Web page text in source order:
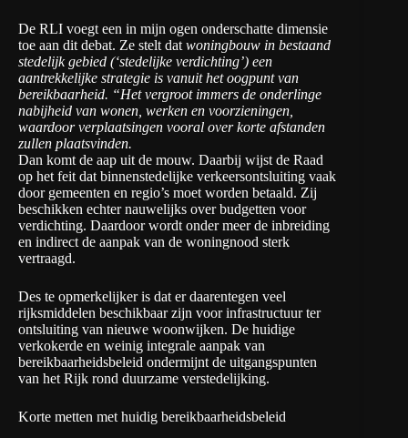
De RLI voegt een in mijn ogen onderschatte dimensie
toe aan dit debat. Ze stelt dat woningbouw in bestaand
stedelijk gebied (‘stedelijke verdichting’) een
aantrekkelijke strategie is vanuit het oogpunt van
bereikbaarheid. “Het vergroot immers de onderlinge
nabijheid van wonen, werken en voorzieningen,
waardoor verplaatsingen vooral over korte afstanden
zullen plaatsvinden.
Dan komt de aap uit de mouw. Daarbij wijst de Raad
op het feit dat binnenstedelijke verkeersontsluiting vaak
door gemeenten en regio’s moet worden betaald. Zij
beschikken echter nauwelijks over budgetten voor
verdichting. Daardoor wordt onder meer de inbreiding
en indirect de aanpak van de woningnood sterk
vertraagd.
Des te opmerkelijker is dat er daarentegen veel
rijksmiddelen beschikbaar zijn voor infrastructuur ter
ontsluiting van nieuwe woonwijken. De huidige
verkokerde en weinig integrale aanpak van
bereikbaarheidsbeleid ondermijnt de uitgangspunten
van het Rijk rond duurzame verstedelijking.
Korte metten met huidig bereikbaarheidsbeleid